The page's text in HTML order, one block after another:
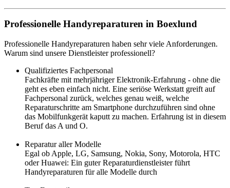
Professionelle Handyreparaturen in Boexlund
Professionelle Handyreparaturen haben sehr viele Anforderungen.
Warum sind unsere Dienstleister professionell?
Qualifiziertes Fachpersonal
Fachkräfte mit mehrjähriger Elektronik-Erfahrung - ohne die
geht es eben einfach nicht. Eine seriöse Werkstatt greift auf
Fachpersonal zurück, welches genau weiß, welche
Reparaturschritte am Smartphone durchzuführen sind ohne
das Mobilfunkgerät kaputt zu machen. Erfahrung ist in diesem
Beruf das A und O.
Reparatur aller Modelle
Egal ob Apple, LG, Samsung, Nokia, Sony, Motorola, HTC
oder Huawei: Ein guter Reparaturdienstleister führt
Handyreparaturen für alle Modelle durch